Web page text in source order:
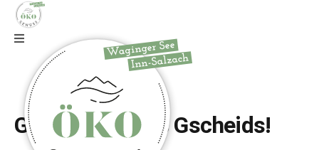
Zur Webseite
Gfrei di auf wos Gscheids!